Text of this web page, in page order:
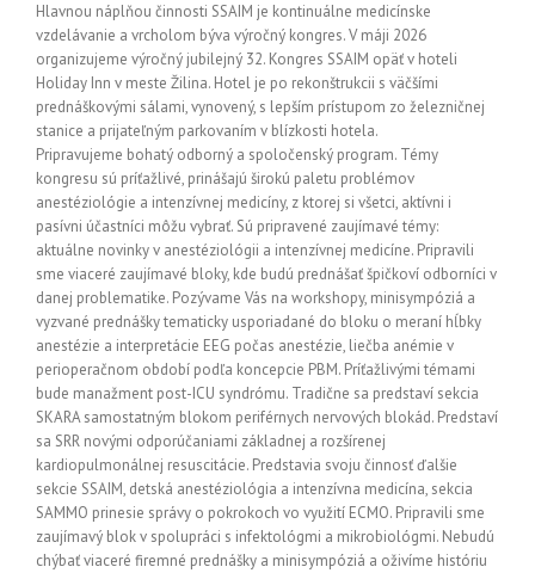
Hlavnou náplňou činnosti SSAIM je kontinuálne medicínske
vzdelávanie a vrcholom býva výročný kongres. V máji 2026
organizujeme výročný jubilejný 32. Kongres SSAIM opäť v hoteli
Holiday Inn v meste Žilina. Hotel je po rekonštrukcii s väčšími
prednáškovými sálami, vynovený, s lepším prístupom zo železničnej
stanice a prijateľným parkovaním v blízkosti hotela.
Pripravujeme bohatý odborný a spoločenský program. Témy
kongresu sú príťažlivé, prinášajú širokú paletu problémov
anestéziológie a intenzívnej medicíny, z ktorej si všetci, aktívni i
pasívni účastníci môžu vybrať. Sú pripravené zaujímavé témy:
aktuálne novinky v anestéziológii a intenzívnej medicíne. Pripravili
sme viaceré zaujímavé bloky, kde budú prednášať špičkoví odborníci v
danej problematike. Pozývame Vás na workshopy, minisympóziá a
vyzvané prednášky tematicky usporiadané do bloku o meraní hĺbky
anestézie a interpretácie EEG počas anestézie, liečba anémie v
perioperačnom období podľa koncepcie PBM. Príťažlivými témami
bude manažment post-ICU syndrómu. Tradične sa predstaví sekcia
SKARA samostatným blokom periférnych nervových blokád. Predstaví
sa SRR novými odporúčaniami základnej a rozšírenej
kardiopulmonálnej resuscitácie. Predstavia svoju činnosť ďalšie
sekcie SSAIM, detská anestéziológia a intenzívna medicína, sekcia
SAMMO prinesie správy o pokrokoch vo využití ECMO. Pripravili sme
zaujímavý blok v spolupráci s infektológmi a mikrobiológmi. Nebudú
chýbať viaceré firemné prednášky a minisympóziá a oživíme históriu